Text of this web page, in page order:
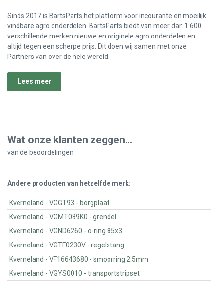
Sinds 2017 is BartsParts het platform voor incourante en moeilijk
vindbare agro onderdelen. BartsParts biedt van meer dan 1.600
verschillende merken nieuwe en originele agro onderdelen en
altijd tegen een scherpe prijs. Dit doen wij samen met onze
Partners van over de hele wereld.
Lees meer
Wat onze klanten zeggen...
van de beoordelingen
Andere producten van hetzelfde merk:
Kverneland - VGGT93 - borgplaat
Kverneland - VGMT089K0 - grendel
Kverneland - VGND6260 - o-ring 85x3
Kverneland - VGTF0230V - regelstang
Kverneland - VF16643680 - smoorring 2.5mm
Kverneland - VGYS0010 - transportstripset